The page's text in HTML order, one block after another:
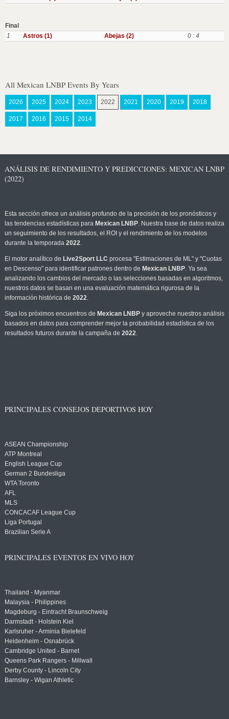
Final
1
Astros (1) Abejas (2) 0 : 4
All Mexican LNBP Events By Years
2026 2025 2024 2023 2022 2021 2020 2019 2018
2017 2016 2015 2014
ANÁLISIS DE RENDIMIENTO Y PREDICCIONES: MEXICAN LNBP
(2022)
Esta sección ofrece un análisis profundo de la precisión de los pronósticos y
las tendencias estadísticas para Mexican LNBP. Nuestra base de datos realiza
un seguimiento de los resultados, el ROI y el rendimiento de los modelos
durante la temporada 2022.
El motor analítico de Live2Sport LLC procesa "Estimaciones de ML" y "Cuotas
en Descenso" para identificar patrones dentro de Mexican LNBP. Ya sea
analizando los cambios del mercado o las selecciones basadas en algoritmos,
nuestros datos se basan en una evaluación matemática rigurosa de la
información histórica de 2022.
Siga los próximos encuentros de Mexican LNBPy aproveche nuestros análisis
basados en datos para comprender mejor la probabilidad estadística de los
resultados futuros durante la campaña de 2022.
PRINCIPALES CONSEJOS DEPORTIVOS HOY
ASEAN Championship
ATP Montreal
English League Cup
German 2 Bundesliga
WTA Toronto
AFL
MLS
CONCACAF League Cup
Liga Portugal
Brazilian Serie A
PRINCIPALES EVENTOS EN VIVO HOY
Thailand - Myanmar
Malaysia - Philippines
Magdeburg - Eintracht Braunschweig
Darmstadt - Holstein Kiel
Karlsruher - Arminia Bielefeld
Heidenheim - Osnabrück
Cambridge United - Barnet
Queens Park Rangers - Millwall
Derby County - Lincoln City
Barnsley - Wigan Athletic